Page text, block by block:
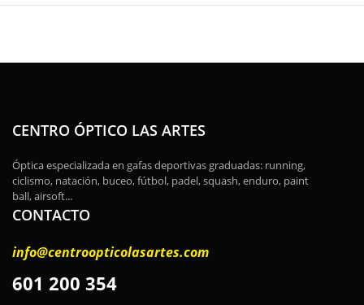
CENTRO ÓPTICO LAS ARTES
Óptica especializada en gafas deportivas graduadas: running,
ciclismo, natación, buceo, fútbol, padel, squash, enduro, paint
ball, airsoft...
CONTACTO
info@centroopticolasartes.com
601 200 354